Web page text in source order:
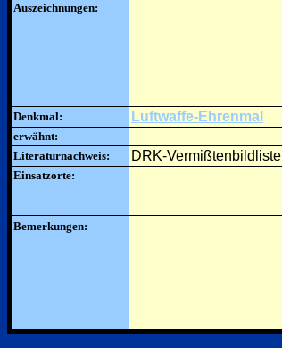
Auszeichnungen:
Denkmal: Luftwaffe-Ehrenmal
erwähnt:
Literaturnachweis:
DRK-Vermißtenbildliste
Einsatzorte:
Bemerkungen: